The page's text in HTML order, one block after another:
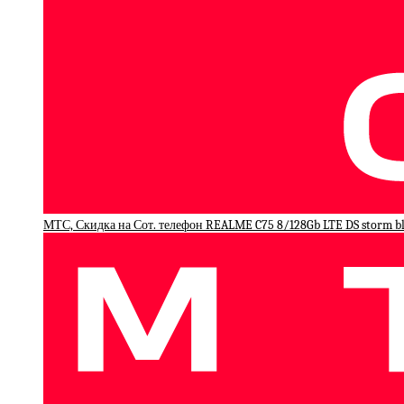
МТС, Скидка на Сот. телефон REALME C75 8/128Gb LTE DS storm